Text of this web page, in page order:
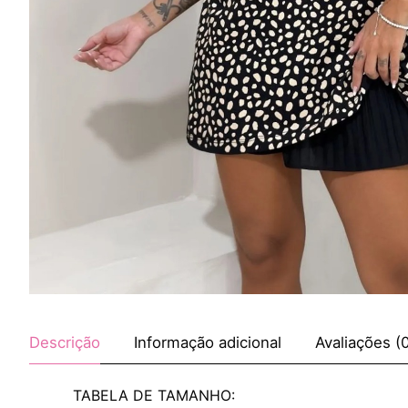
Descrição Informação adicional Avaliações
TABELA DE TAMANHO: